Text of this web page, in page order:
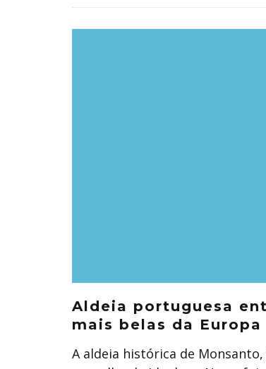
Aldeia portuguesa
mais belas da Europa
A aldeia histórica de Monsanto,